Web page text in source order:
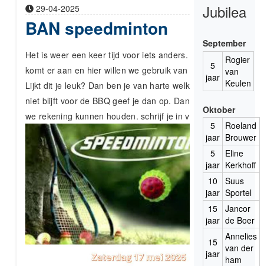
29-04-2025
BAN speedminton
Het is weer een keer tijd voor iets anders. Het mooie weer
komt er aan en hier willen we gebruik van maken.
Lijkt dit je leuk? Dan ben je van harte welkom. Ook als je
niet blijft voor de BBQ geef je dan op. Dan weten wij waar
we rekening kunnen houden. schrijf je in via delink.
Jubilea
September
5
jaar
Rogier
van
Keulen
Oktober
5
jaar
Roeland
Brouwer
5
jaar
Eline
Kerkhoff
10
jaar
Suus
Sportel
15
jaar
Jancor
de Boer
15
jaar
Annelies
van der
ham